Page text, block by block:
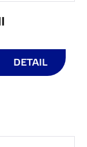
DETAIL